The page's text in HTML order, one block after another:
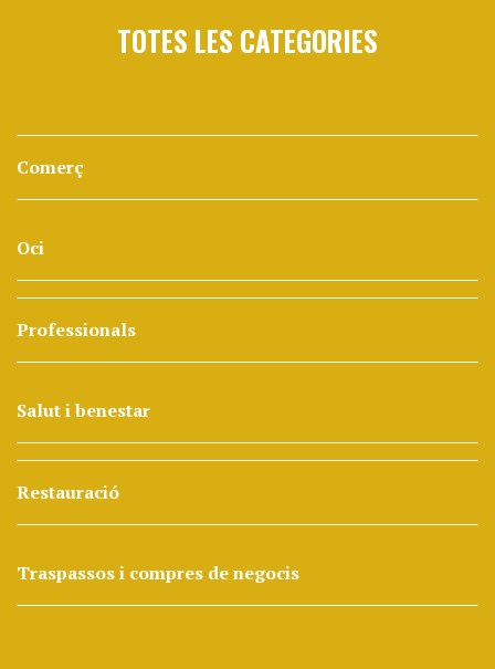
TOTES LES CATEGORIES
Comerç
Oci
Professionals
Salut i benestar
Restauració
Traspassos i compres de negocis